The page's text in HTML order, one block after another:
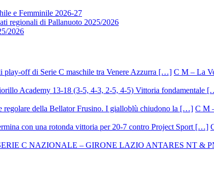
e Femminile 2026-27
regionali di Pallanuoto 2025/2026
2026
C M – La
C M